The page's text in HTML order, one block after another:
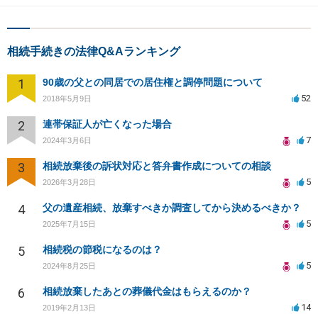
相続手続きの法律Q&Aランキング
1 90歳の父との同居での居住権と調停問題について
2018年5月9日 52
2 連帯保証人が亡くなった場合
2024年3月6日 7
3 相続放棄後の訴状対応と答弁書作成についての相談
2026年3月28日 5
4 父の遺産相続、放棄すべきか調査してから決めるべきか？
2025年7月15日 5
5 相続税の節税になるのは？
2024年8月25日 5
6 相続放棄したあとの葬儀代金はもらえるのか？
2019年2月13日 14